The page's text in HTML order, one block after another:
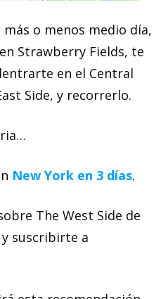
o menos medio día,
Strawberry Fields, te
en el Central
Side, y recorrerlo.
New York en 3 días.
The West Side de
suscribirte a